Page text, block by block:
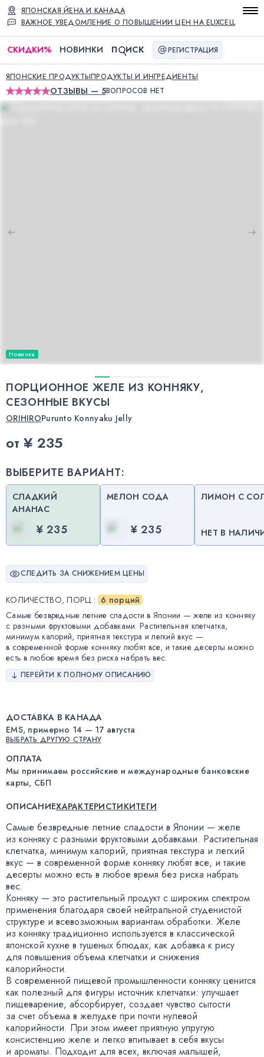
ВАЖНОЕ УВЕДОМЛЕНИЕ О ПОВЫШЕНИИ ЦЕН НА ELIXCELL
ЯПОНСКАЯ ЙЕНА И КАНАДА
СКИДКИ% НОВИНКИ П ИСК РЕГИСТРАЦИЯ
ЯПОНСКИЕ ПРОДУКТЫПРОДУКТЫ И ИНГРЕДИЕНТЫ
ОТЗЫВЫ — 5ВОПРОСОВ НЕТ
Новинка
ПОРЦИОННОЕ ЖЕЛЕ ИЗ КОННЯКУ,
СЕЗОННЫЕ ВКУСЫ
ORIHIROPurunto Konnyaku Jelly
от ¥ 235
ВЫБЕРИТЕ ВАРИАНТ:
СЛАДКИЙ
АНАНАС
¥ 235
МЕЛОН СОДА
¥ 235
ЛИМОН С
НЕТ В
СЛЕДИТЬ ЗА СНИЖЕНИЕМ ЦЕНЫ
КОЛИЧЕСТВО, ПОРЦ.: 6 порций
Самые безвредные летние сладости в Японии — желе из конняку
с разными фруктовыми добавками. Растительная клетчатка,
минимум калорий, приятная текстура и легкий вкус —
в современной форме конняку любят все, и такие десерты можно
есть в любое время без риска набрать вес.
ПЕРЕЙТИ К ПОЛНОМУ ОПИСАНИЮ
ДОСТАВКА В КАНАДА
EMS, примерно 14 — 17 августа
ВЫБРАТЬ ДРУГУЮ СТРАНУ
ОПЛАТА
Мы принимаем российские и международные банковские
карты, СБП
ОПИСАНИЕХАРАКТЕРИСТИКИТЕГИ
Самые безвредные летние сладости в Японии — желе
из конняку с разными фруктовыми добавками. Растительная
клетчатка, минимум калорий, приятная текстура и легкий
вкус — в современной форме конняку любят все, и такие
десерты можно есть в любое время без риска набрать
вес.
Конняку — это растительный продукт с широким спектром
применения благодаря своей нейтральной студенистой
структуре и всевозможным вариантам обработки. Желе
из конняку традиционно используется в классической
японской кухне в тушеных блюдах, как добавка к рису
для повышения объема клетчатки и снижения
калорийности.
В современной пищевой промышленности конняку ценится
как полезный для фигуры источник клетчатки: улучшает
пищеварение, абсорбирует, создает чувство сытости
за счет объема в желудке при почти нулевой
калорийности. При этом имеет приятную упругую
консистенцию желе и легко впитывает в себя вкусы
и ароматы. Подходит для всех, включая малышей,